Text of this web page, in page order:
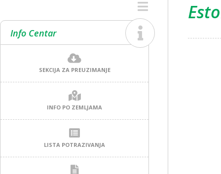
Info Centar
SEKCIJA ZA PREUZIMANJE
INFO PO ZEMLJAMA
LISTA POTRAZIVANJA